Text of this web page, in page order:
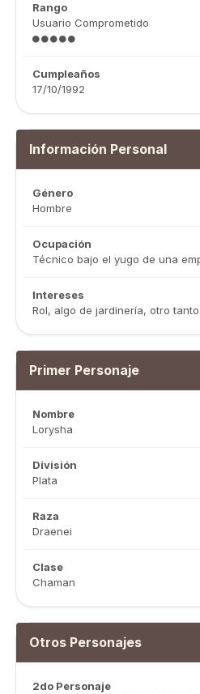
Rango
Usuario Comprometido
Cumpleaños
17/10/1992
Información Personal
Género
Hombre
Ocupación
Técnico bajo el yugo de una
Intereses
Rol, algo de jardinería, otro
Primer Personaje
Nombre
Lorysha
División
Plata
Raza
Draenei
Clase
Chaman
Otros Personajes
2do Personaje